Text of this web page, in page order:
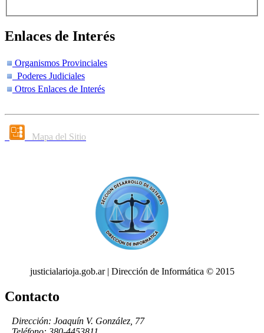
Enlaces de Interés
Organismos Provinciales
Poderes Judiciales
Otros Enlaces de Interés
Mapa del Sitio
justicialarioja.gob.ar | Dirección de Informática © 2015
Contacto
Dirección: Joaquín V. González, 77